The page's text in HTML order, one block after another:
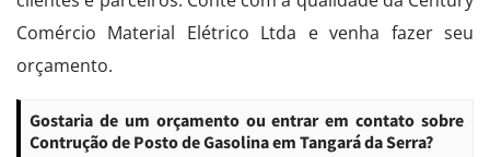
Comércio Material Elétrico Ltda e venha fazer seu
orçamento.
Gostaria de um orçamento ou entrar em contato sobre
Contrução de Posto de Gasolina em Tangará da Serra?